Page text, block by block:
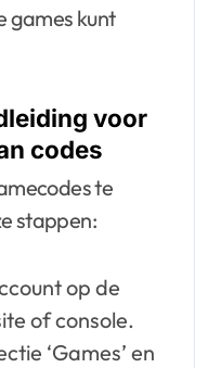
games kunt
voor
codes
te
stappen:
op de
of console.
‘Games’ en